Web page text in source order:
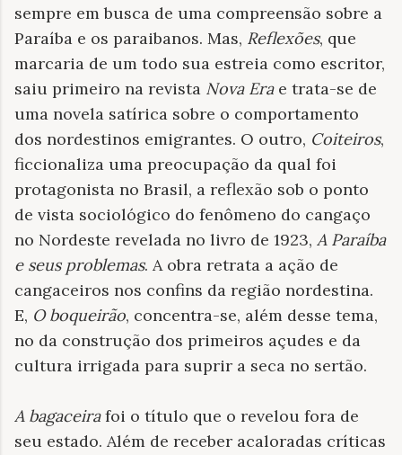
sempre em busca de uma compreensão sobre a
Paraíba e os paraibanos. Mas, Reflexões, que
marcaria de um todo sua estreia como escritor,
saiu primeiro na revista Nova Erae trata-se de
uma novela satírica sobre o comportamento
dos nordestinos emigrantes. O outro, Coiteiros,
ficcionaliza uma preocupação da qual foi
protagonista no Brasil, a reflexão sob o ponto
de vista sociológico do fenômeno do cangaço
no Nordeste revelada no livro de 1923, A Paraíba
e seus problemas. A obra retrata a ação de
cangaceiros nos confins da região nordestina.
E, O boqueirão, concentra-se, além desse tema,
no da construção dos primeiros açudes e da
cultura irrigada para suprir a seca no sertão.
A bagaceirafoi o título que o revelou fora de
seu estado. Além de receber acaloradas críticas